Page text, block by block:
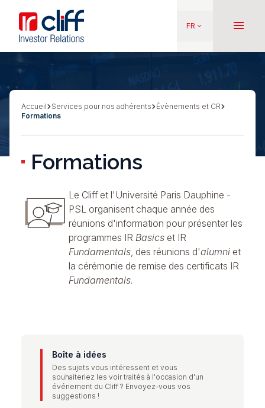
contenu
principal
Aller directement au contenu
FR keyboard_arrow_down menu
Fil
Accueil Services pour nos adhérents
Évènements et CR
Formations
Formations
Le Cliff et l'Université Paris Dauphine -
PSL organisent chaque année des
réunions d'information pour présenter les
programmes IR Basics et IR
Fundamentals, des réunions d'alumni et
la cérémonie de remise des certificats IR
Fundamentals.
Boîte à idées
Des sujets vous intéressent et vous
souhaiteriez les voir traités à l'occasion d'un
événement du Cliff ? Envoyez-vous vos
suggestions !